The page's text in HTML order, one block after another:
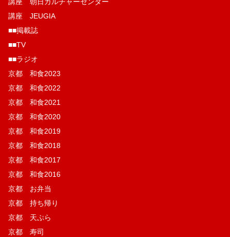
講座 JEUGIA
■■掲載誌
■■TV
■■ラジオ
京都 和食2023
京都 和食2022
京都 和食2021
京都 和食2020
京都 和食2019
京都 和食2018
京都 和食2017
京都 和食2016
京都 お弁当
京都 持ち帰り
京都 天ぷら
京都 寿司